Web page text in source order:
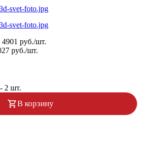
4901 руб./шт.
руб./шт.
- 2 шт.
В корзину